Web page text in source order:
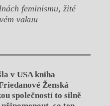
feminismu, žité
vakuu
v USA kniha
Ženská
společností to silně